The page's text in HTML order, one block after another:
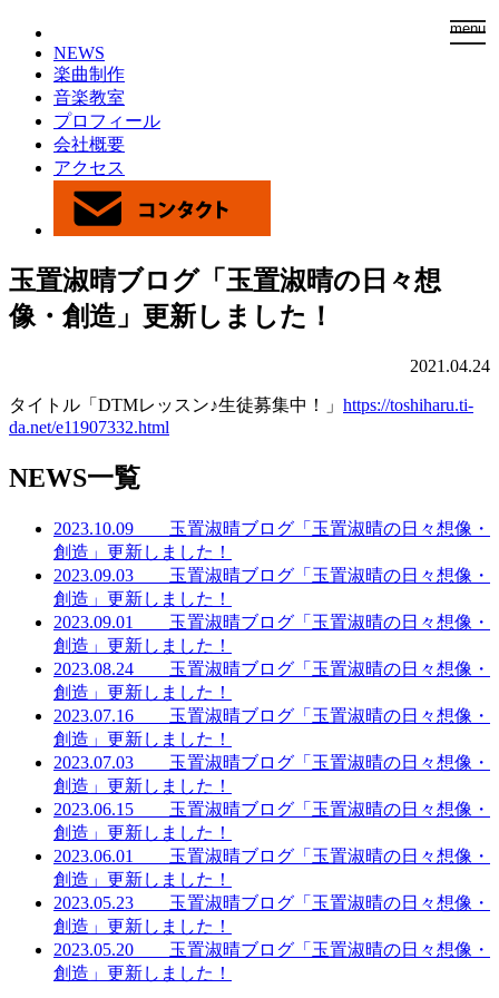
menu
NEWS
楽曲制作
音楽教室
プロフィール
会社概要
アクセス
玉置淑晴ブログ「玉置淑晴の日々想
像・創造」更新しました！
2021.04.24
タイトル「DTMレッスン♪生徒募集中！」 https://toshiharu.ti-
da.net/e11907332.html
NEWS一覧
2023.10.09 玉置淑晴ブログ「玉置淑晴の日々想像・
創造」更新しました！
2023.09.03 玉置淑晴ブログ「玉置淑晴の日々想像・
創造」更新しました！
2023.09.01 玉置淑晴ブログ「玉置淑晴の日々想像・
創造」更新しました！
2023.08.24 玉置淑晴ブログ「玉置淑晴の日々想像・
創造」更新しました！
2023.07.16 玉置淑晴ブログ「玉置淑晴の日々想像・
創造」更新しました！
2023.07.03 玉置淑晴ブログ「玉置淑晴の日々想像・
創造」更新しました！
2023.06.15 玉置淑晴ブログ「玉置淑晴の日々想像・
創造」更新しました！
2023.06.01 玉置淑晴ブログ「玉置淑晴の日々想像・
創造」更新しました！
2023.05.23 玉置淑晴ブログ「玉置淑晴の日々想像・
創造」更新しました！
2023.05.20 玉置淑晴ブログ「玉置淑晴の日々想像・
創造」更新しました！